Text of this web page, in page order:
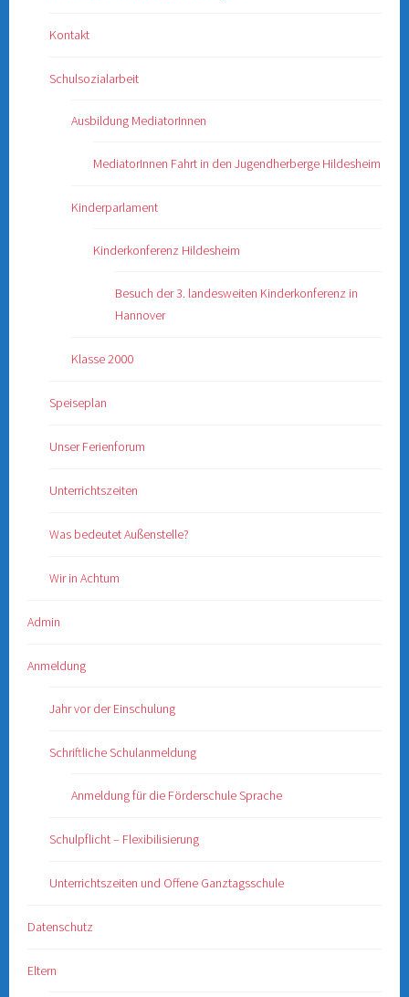
Kontakt
Schulsozialarbeit
Ausbildung MediatorInnen
MediatorInnen Fahrt in den Jugendherberge Hildesheim
Kinderparlament
Kinderkonferenz Hildesheim
Besuch der 3. landesweiten Kinderkonferenz in
Hannover
Klasse 2000
Speiseplan
Unser Ferienforum
Unterrichtszeiten
Was bedeutet Außenstelle?
Wir in Achtum
Admin
Anmeldung
Jahr vor der Einschulung
Schriftliche Schulanmeldung
Anmeldung für die Förderschule Sprache
Schulpflicht – Flexibilisierung
Unterrichtszeiten und Offene Ganztagsschule
Datenschutz
Eltern